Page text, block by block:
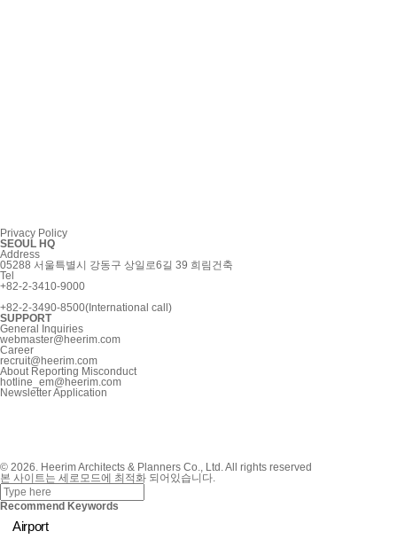
Privacy Policy
SEOUL HQ
Address
05288 서울특별시 강동구 상일로6길 39 희림건축
Tel
+82-2-3410-9000
+82-2-3490-8500(International call)
SUPPORT
General Inquiries
webmaster@heerim.com
Career
recruit@heerim.com
About Reporting Misconduct
hotline_em@heerim.com
Newsletter Application
© 2026. Heerim Architects & Planners Co., Ltd. All rights reserved
본 사이트는 세로모드에 최적화 되어있습니다.
Recommend Keywords
Airport